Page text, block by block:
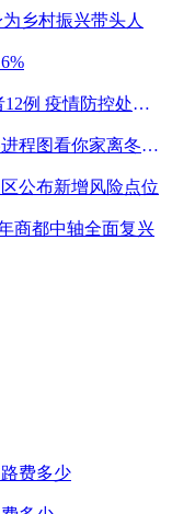
乡村振兴带头人
19日0时至15时北京新增本土感染者12例 疫情防控处关键时刻
秋天的脚步抵达华南 2022全国秋冬进程图看你家离冬天有多远
公布新增风险点位
商都中轴全面复兴
费多少